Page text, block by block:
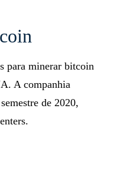
para minerar bitcoin
A companhia
de 2020,